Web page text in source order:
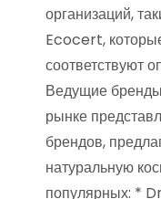
организаций,
Ecocert,
соответствуют
Ведущие
рынке
брендов,
натуральную
популярных: *